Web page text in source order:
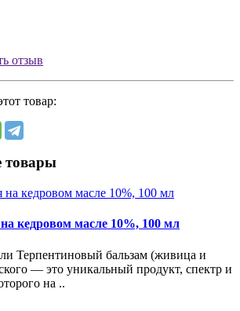
отзыв
товар:
товары
кедровом масле 10%, 100 мл
Терпентиновый бальзам (живица и
— это уникальный продукт, спектр и
на ..